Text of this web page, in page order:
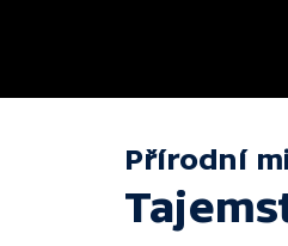
Přírodní